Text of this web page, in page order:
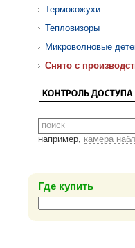
Термокожухи
Тепловизоры
Микроволновые
Cнято с
например, камера
Где купить